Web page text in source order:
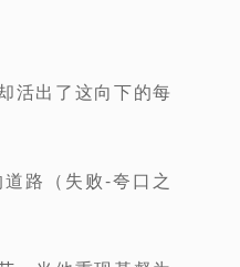
活出了这向下的每
路（失败-夸口之